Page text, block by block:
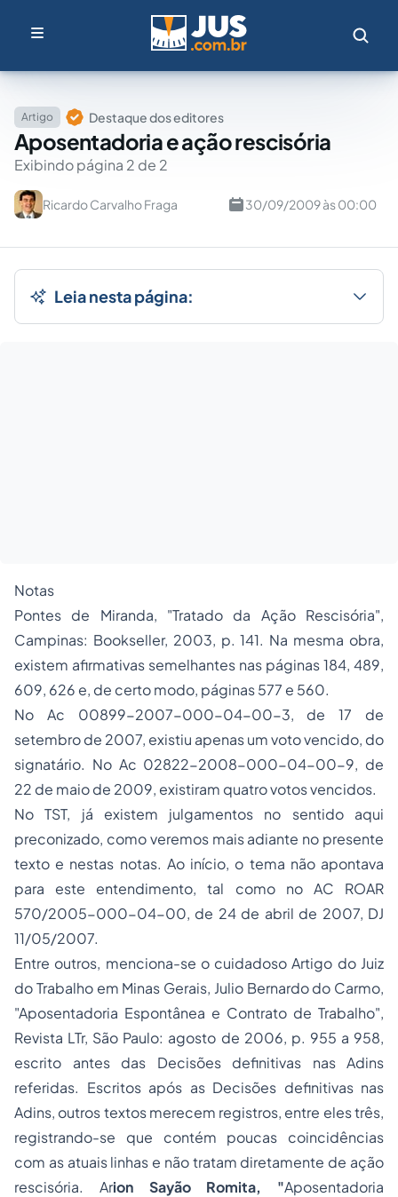
Artigo Destaque dos editores
Aposentadoria e ação rescisória
Exibindo página 2 de 2
Ricardo Carvalho Fraga 30/09/2009 às 00:00
Leia nesta página:
Notas
Pontes de Miranda, "Tratado da Ação Rescisória",
Campinas: Bookseller, 2003, p. 141. Na mesma obra,
existem afirmativas semelhantes nas páginas 184, 489,
609, 626 e, de certo modo, páginas 577 e 560.
No Ac 00899-2007-000-04-00-3, de 17 de
setembro de 2007, existiu apenas um voto vencido, do
signatário. No Ac 02822-2008-000-04-00-9, de
22 de maio de 2009, existiram quatro votos vencidos.
No TST, já existem julgamentos no sentido aqui
preconizado, como veremos mais adiante no presente
texto e nestas notas. Ao início, o tema não apontava
para este entendimento, tal como no AC ROAR
570/2005-000-04-00, de 24 de abril de 2007, DJ
11/05/2007.
Entre outros, menciona-se o cuidadoso Artigo do Juiz
do Trabalho em Minas Gerais, Julio Bernardo do Carmo,
"Aposentadoria Espontânea e Contrato de Trabalho",
Revista LTr, São Paulo: agosto de 2006, p. 955 a 958,
escrito antes das Decisões definitivas nas Adins
referidas. Escritos após as Decisões definitivas nas
Adins, outros textos merecem registros, entre eles três,
registrando-se que contém poucas coincidências
com as atuais linhas e não tratam diretamente de ação
rescisória. Arion Sayão Romita, "Aposentadoria